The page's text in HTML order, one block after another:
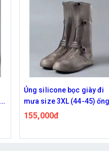
Bọc bảo vệ giày đi mưa
size M (34-36) đế nổi làm
dày chống trơn trượt mài
80,000đ